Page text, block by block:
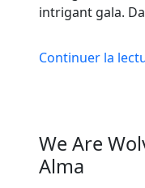
intrigant gala.
Continuer la
We Are
Alma